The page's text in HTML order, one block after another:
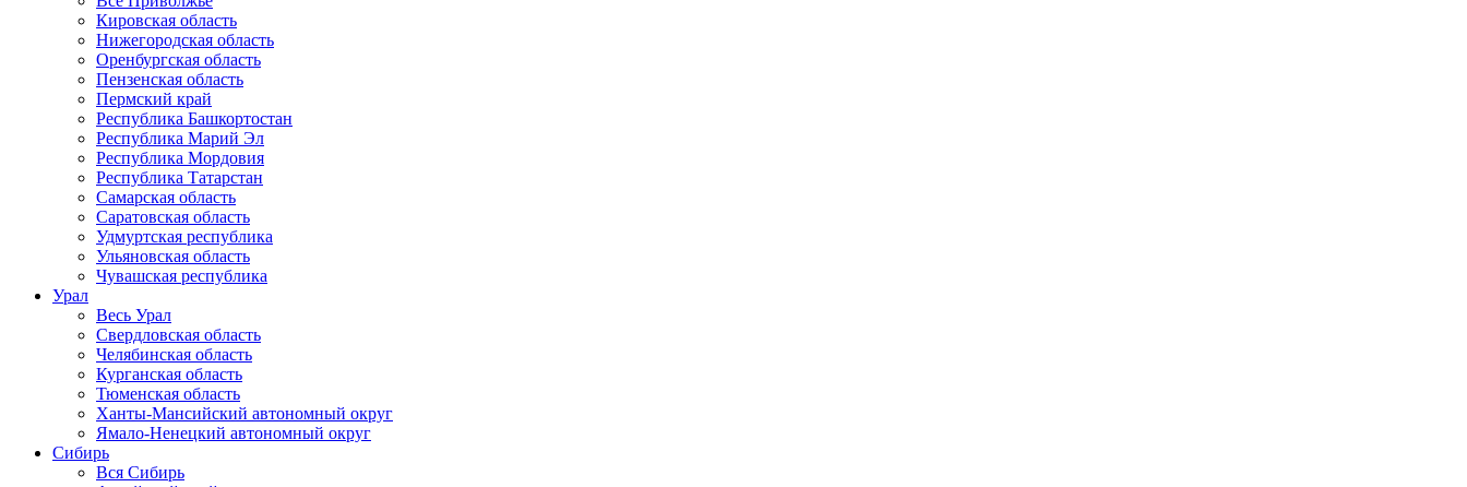
Кировская область
Нижегородская область
Оренбургская область
Пензенская область
Пермский край
Республика Башкортостан
Республика Марий Эл
Республика Мордовия
Республика Татарстан
Самарская область
Саратовская область
Удмуртская республика
Ульяновская область
Чувашская республика
Урал
Весь Урал
Свердловская область
Челябинская область
Курганская область
Тюменская область
Ханты-Мансийский автономный округ
Ямало-Ненецкий автономный округ
Сибирь
Вся Сибирь